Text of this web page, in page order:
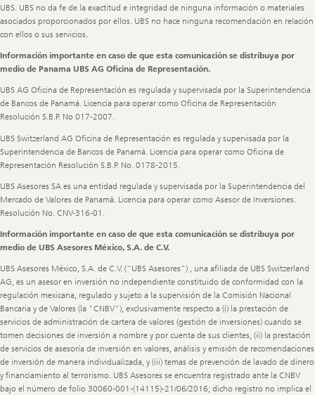
UBS. UBS no da fe de la exactitud e integridad de ninguna información o materiales
asociados proporcionados por ellos. UBS no hace ninguna recomendación en relación
con ellos o sus servicios.
Información importante en caso de que esta comunicación se distribuya por
medio de Panama UBS AG Oficina de Representación.
UBS AG Oficina de Representación es regulada y supervisada por la Superintendencia
de Bancos de Panamá. Licencia para operar como Oficina de Representación
Resolución S.B.P. No 017-2007.
UBS Switzerland AG Oficina de Representación es regulada y supervisada por la
Superintendencia de Bancos de Panamá. Licencia para operar como Oficina de
Representación Resolución S.B.P. No. 0178-2015.
UBS Asesores SA es una entidad regulada y supervisada por la Superintendencia del
Mercado de Valores de Panamá. Licencia para operar como Asesor de Inversiones.
Resolución No. CNV-316-01.
Información importante en caso de que esta comunicación se distribuya por
medio de UBS Asesores México, S.A. de C.V.
UBS Asesores México, S.A. de C.V. (“UBS Asesores”) , una afiliada de UBS Switzerland
AG, es un asesor en inversión no independiente constituido de conformidad con la
regulación mexicana, regulado y sujeto a la supervisión de la Comisión Nacional
Bancaria y de Valores (la "CNBV"), exclusivamente respecto a (i) la prestación de
servicios de administración de cartera de valores (gestión de inversiones) cuando se
tomen decisiones de inversión a nombre y por cuenta de sus clientes, (ii) la prestación
de servicios de asesoría de inversión en valores, análisis y emisión de recomendaciones
de inversión de manera individualizada, y (iii) temas de prevención de lavado de dinero
y financiamiento al terrorismo. UBS Asesores se encuentra registrado ante la CNBV
bajo el número de folio 30060-001-(14115)-21/06/2016; dicho registro no implica el